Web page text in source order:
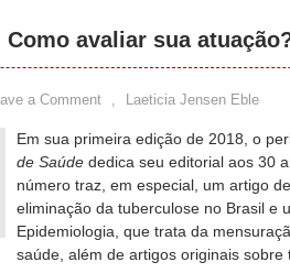
Como avaliar sua
a Comment , Laeticia Jensen Eble
Em sua primeira edição de 2018, o
de Saúde dedica seu editorial aos 30
número traz, em especial, um artigo
eliminação da tuberculose no Brasil e
Epidemiologia, que trata da
saúde, além de artigos originais